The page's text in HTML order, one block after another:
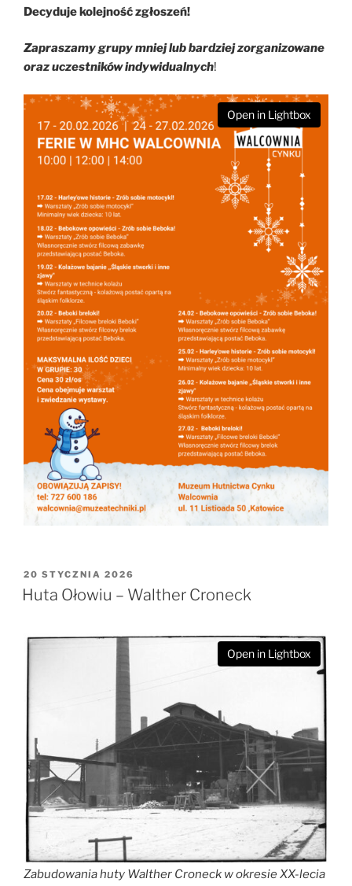
Decyduje kolejność zgłoszeń!
Zapraszamy grupy mniej lub bardziej zorganizowane
oraz uczestników indywidualnych!
Open in Lightbox
OPUBLIKOWANE
W
20 STYCZNIA 2026
Huta Ołowiu – Walther Croneck
Open in Lightbox
Zabudowania huty Walther Croneck w okresie XX-lecia